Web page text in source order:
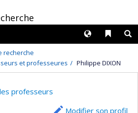
Liens
Langues
recherche
et professeures
Philippe DIXON
professeurs
Modifier son profil